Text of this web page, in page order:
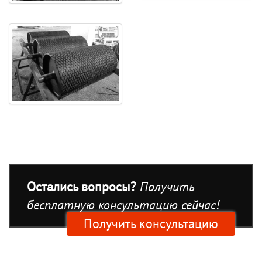
Остались вопросы? Получить
бесплатную консультацию сейчас!
Получить консультацию